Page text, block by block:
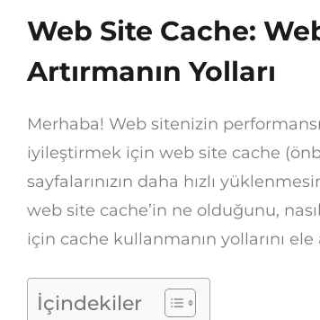
Web Site Cache:
Artırmanın Yolları
Merhaba! Web sitenizin
iyileştirmek için web site cache
sayfalarınızın daha hızlı
web site cache’in ne olduğunu,
için cache kullanmanın yollarını ele
İçindekiler